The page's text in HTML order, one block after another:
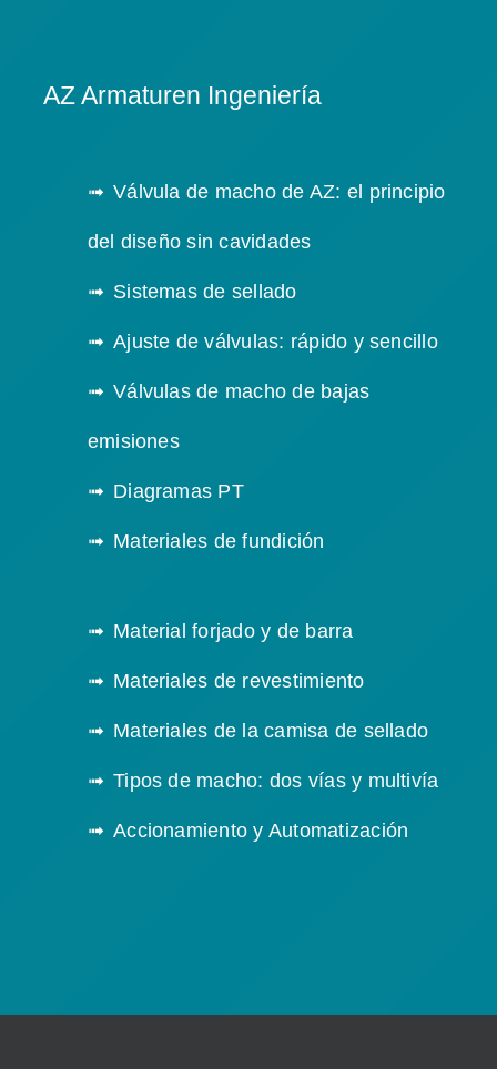
AZ Armaturen Ingeniería
Válvula de macho de AZ: el principio
del diseño sin cavidades
Sistemas de sellado
Ajuste de válvulas: rápido y sencillo
Válvulas de macho de bajas
emisiones
Diagramas PT
Materiales de fundición
Material forjado y de barra
Materiales de revestimiento
Materiales de la camisa de sellado
Tipos de macho: dos vías y multivía
Accionamiento y Automatización